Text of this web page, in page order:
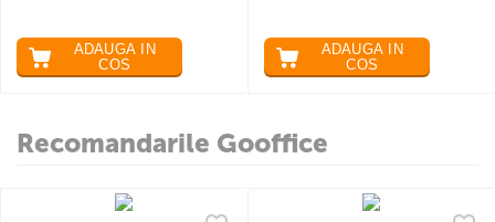
ADAUGA IN
COS
ADAUGA IN
COS
Recomandarile Gooffice